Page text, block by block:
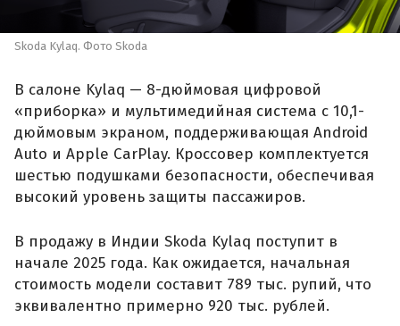
Skoda Kylaq. Фото Skoda
В салоне Kylaq — 8-дюймовая цифровой
«приборка» и мультимедийная система с 10,1-
дюймовым экраном, поддерживающая Android
Auto и Apple CarPlay. Кроссовер комплектуется
шестью подушками безопасности, обеспечивая
высокий уровень защиты пассажиров.
В продажу в Индии Skoda Kylaq поступит в
начале 2025 года. Как ожидается, начальная
стоимость модели составит 789 тыс. рупий, что
эквивалентно примерно 920 тыс. рублей.